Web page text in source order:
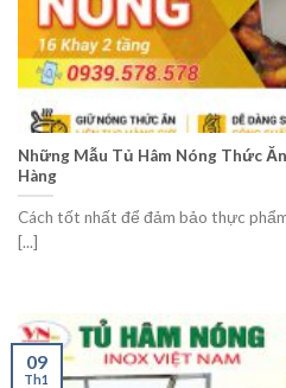
Những Mẫu Tủ Hâm Nóng Thức
Hàng
Cách tốt nhất để đảm bảo thực
[...]
09
Th1